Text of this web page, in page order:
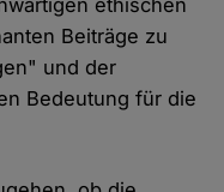
ethischen
Beiträge zu
und der
Bedeutung für die